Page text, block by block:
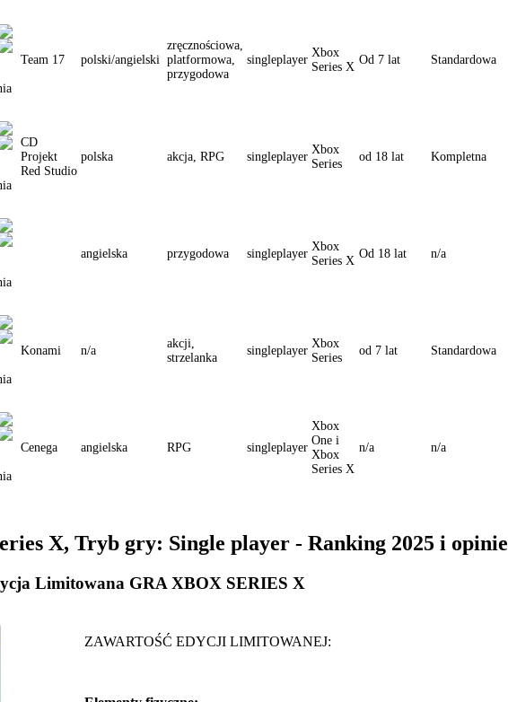
Team 17 polski/angielski
zręcznościowa,
platformowa,
przygodowa
singleplayer
Xbox
Series X
Od 7 lat Standardowa
CD
Projekt
Red Studio
polska akcja, RPG singleplayer
Xbox
Series
od 18 lat Kompletna
angielska przygodowa singleplayer
Xbox
Series X
Od 18 lat n/a
Konami n/a
akcji,
strzelanka
singleplayer
Xbox
Series
od 7 lat Standardowa
Cenega angielska RPG singleplayer
Xbox
One i
Xbox
Series X
n/a n/a
X, Tryb gry: Single player - Ranking 2025 i opinie
Limitowana GRA XBOX SERIES X
ZAWARTOŚĆ EDYCJI LIMITOWANEJ: